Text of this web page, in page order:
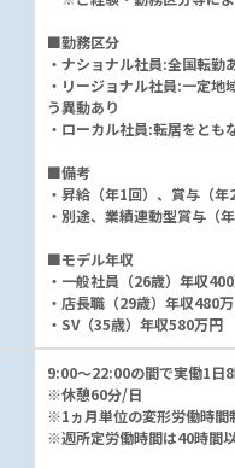
■勤務区分
・ナショナル社員:全国転勤
・リージョナル社員:一定地
う異動あり
・ローカル社員:転居をとも
■備考
・昇給（年1回）、賞与（年
・別途、業績連動型賞与（
■モデル年収
・一般社員（26歳）年収
・店長職（29歳）年収480
・SV（35歳）年収580万円
9:00～22:00の間で実働1日
※休憩60分/日
※1ヵ月単位の変形労働時間
※週所定労働時間は40時間